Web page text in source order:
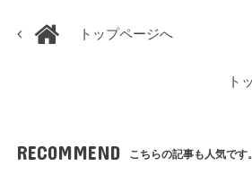
トップページへ
ト
RECOMMEND こちらの記事も人気です。